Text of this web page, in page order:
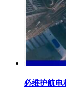
必维护航电